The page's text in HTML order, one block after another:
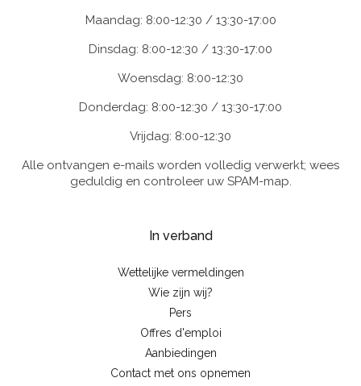
Maandag: 8:00-12:30 / 13:30-17:00
Dinsdag: 8:00-12:30 / 13:30-17:00
Woensdag: 8:00-12:30
Donderdag: 8:00-12:30 / 13:30-17:00
Vrijdag: 8:00-12:30
Alle ontvangen e-mails worden volledig verwerkt; wees
geduldig en controleer uw SPAM-map.
In verband
Wettelijke vermeldingen
Wie zijn wij?
Pers
Offres d'emploi
Aanbiedingen
Contact met ons opnemen